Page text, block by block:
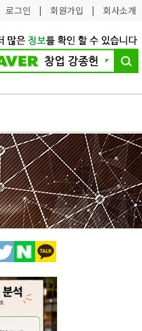
로그인 | 회원가입 | 회사소개
시작
얻으세요
판매 개시